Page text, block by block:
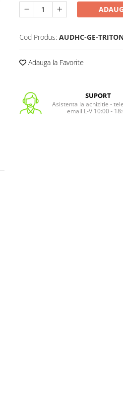
Cod Produs: AUDHC-GE-
Adauga la Favorite
SUPORT
Asistenta la achizitie -
email L-V 10:00 -